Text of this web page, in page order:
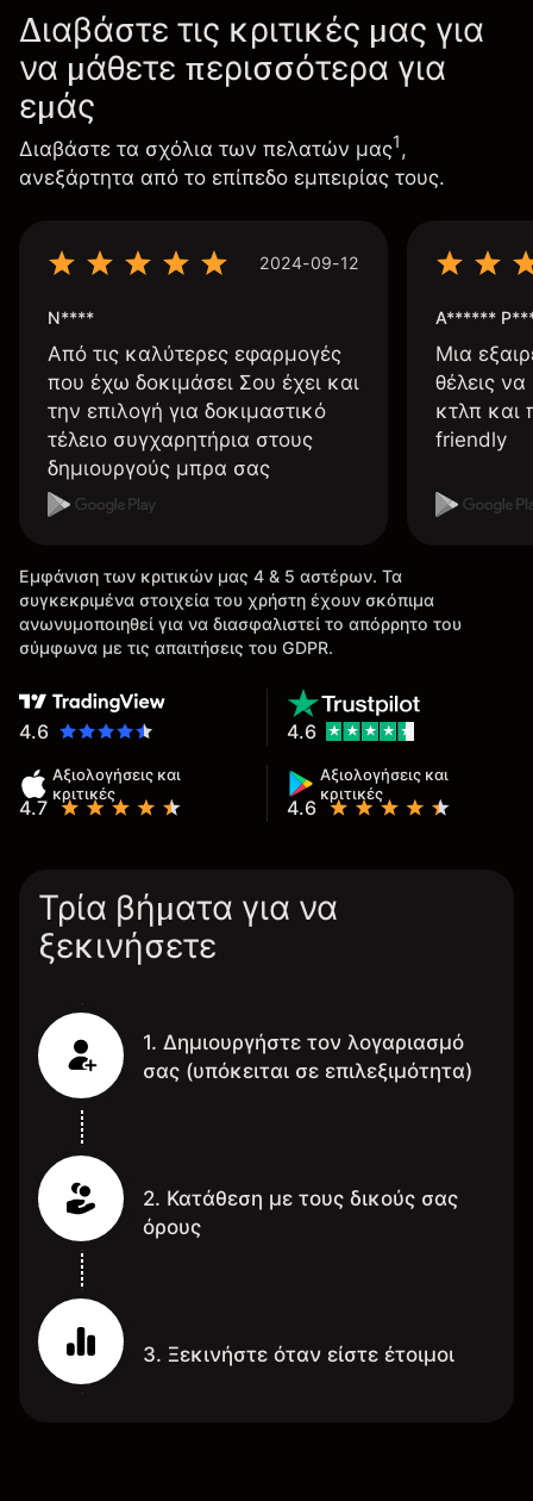
Διαβάστε τις κριτικές μας για
να μάθετε περισσότερα για
εμάς
Διαβάστε τα σχόλια των πελατών μας1,
ανεξάρτητα από το επίπεδο εμπειρίας τους.
2024-09-12
N****
Από τις καλύτερες εφαρμογές
που έχω δοκιμάσει Σου έχει και
την επιλογή για δοκιμαστικό
τέλειο συγχαρητήρια στους
δημιουργούς μπρα σας
A******
Μια
θέλεις
κτλπ και
friendly
Εμφάνιση των κριτικών μας 4 & 5 αστέρων. Τα
συγκεκριμένα στοιχεία του χρήστη έχουν σκόπιμα
ανωνυμοποιηθεί για να διασφαλιστεί το απόρρητο του
σύμφωνα με τις απαιτήσεις του GDPR.
4.6
Αξιολογήσεις και
κριτικές
4.7
Αξιολογήσεις και
κριτικές
4.6
4.6
Τρία βήματα για να
ξεκινήσετε
1. Δημιουργήστε τον λογαριασμό
σας (υπόκειται σε επιλεξιμότητα)
2. Κατάθεση με τους δικούς σας
όρους
3. Ξεκινήστε όταν είστε έτοιμοι